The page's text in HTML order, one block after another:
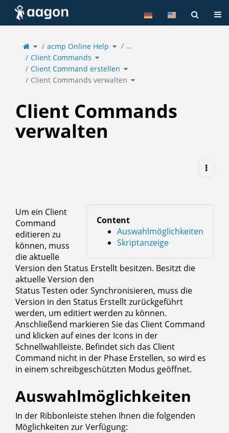
Home
Toggle
the
parent
tree
of
Client
Commands
verwalten.
acmp Online Help Toggle
the
hierarchy
tree
…
Client Commands Toggle
the
hierarchy
tree
under
Client
Commands.
Client Command erstellen Toggle
the
hierarchy
tree
under
Client
Command
erstellen.
Client Commands verwalten Toggle
the
hierarchy
tree
Client Commands
verwalten
Content
Auswahlmöglichkeiten
Skriptanzeige
Um ein Client
Command
editieren zu
können, muss
die aktuelle
Version den Status Erstellt besitzen. Besitzt die
aktuelle Version den
Status Testen oder Synchronisieren, muss die
Version in den Status Erstellt zurückgeführt
werden, um editiert werden zu können.
Anschließend markieren Sie das Client Command
und klicken auf eines der Icons in der
Schnellwahlleiste. Befindet sich das Client
Command nicht in der Phase Erstellen, so wird es
in einem schreibgeschützten Modus geöffnet.
Auswahlmöglichkeiten
In der Ribbonleiste stehen Ihnen die folgenden
Möglichkeiten zur Verfügung: